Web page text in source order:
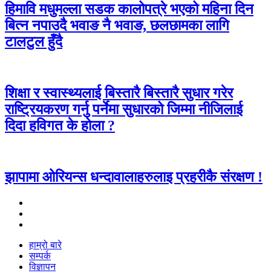
हिमावि मधुमल्ला सडक कालोपत्रे भएको महिना दिन
बित्न नपाउदै भवाङ नै भवाङ, छलछामका लागि
टालटुल हुँदै
शिक्षा र स्वास्थ्यलाई बिस्तारै बिस्तारै सुधार गरेर
राष्ट्रियकरण गर्नु पर्नेमा सुधारको जिम्मा नीजिलाई
दिदा हविगत के होला ?
झापामा ओरियन्स धन्दावालाहरुलाइ प्रहरीकै संरक्षण !
हाम्रो बारे
सम्पर्क
विज्ञापन